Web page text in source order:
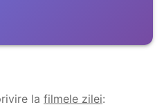
la filmele zilei: